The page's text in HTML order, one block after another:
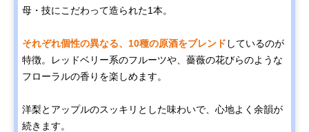
母・技にこだわって造られた1本。
それぞれ個性の異なる、10種の原酒をブレンド しているのが
特徴。レッドベリー系のフルーツや、薔薇の花びらのような
フローラルの香りを楽しめます。
洋梨とアップルのスッキリとした味わいで、心地よく余韻が
続きます。